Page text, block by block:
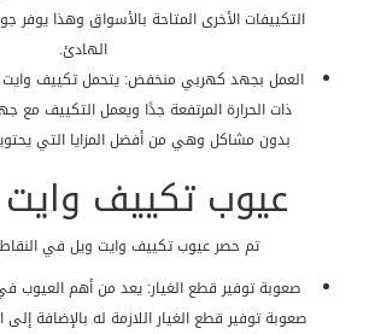
التكييفات الأخرى المتاحة بالأسواق وهذا يوفر
الهادئ.
العمل بجهد كهربي منخفض: يتحمل تكييف وايت
ذات الحرارة المرتفعة جدًا ويعمل التكييف مع
بدون مشاكل وهي من أفضل المزايا التي
عيوب تكييف
تم حصر عيوب تكييف وايت ويل في النقاط
صعوبة توفير قطع الغيار: يعد من أهم العيوب
صعوبة توفير قطع الغيار اللازمة له بالإضافة إلى